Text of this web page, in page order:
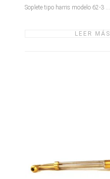
Soplete tipo harris modelo 62-3 ...
LEER MÁS